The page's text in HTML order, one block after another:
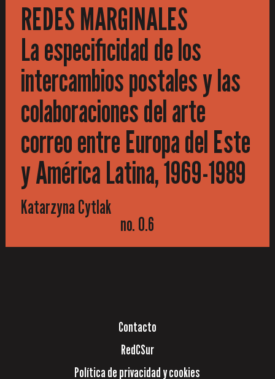
REDES MARGINALES
La especificidad de los
intercambios postales y las
colaboraciones del arte
correo entre Europa del Este
y América Latina, 1969-1989
Katarzyna Cytlak
no. 0.6
Contacto
RedCSur
Política de privacidad y cookies